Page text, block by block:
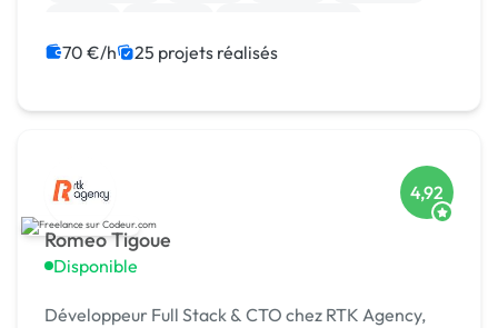
70 €/h 25 projets réalisés
Romeo Tigoue
Disponible
4,92
Développeur Full Stack & CTO chez RTK Agency,